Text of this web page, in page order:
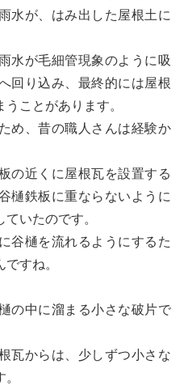
水が、はみ出した屋根土に
水が毛細管現象のように吸
回り込み、最終的には屋根
ことがあります。
め、昔の職人さんは経験か
の近くに屋根瓦を設置する
樋鉄板に重ならないように
いたのです。
谷樋を流れるようにするた
すね。
の中に溜まる小さな破片で
瓦からは、少しずつ小さな